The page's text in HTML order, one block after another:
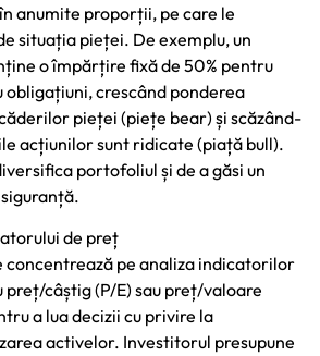
anumite proporții, pe care le
situația pieței. De exemplu, un
o împărțire fixă de 50% pentru
obligațiuni, crescând ponderea
pieței (piețe bear) și scăzând-
acțiunilor sunt ridicate (piață bull).
portofoliul și de a găsi un
de preț
concentrează pe analiza indicatorilor
preț/câștig (P/E) sau preț/valoare
a lua decizii cu privire la
activelor. Investitorul presupune